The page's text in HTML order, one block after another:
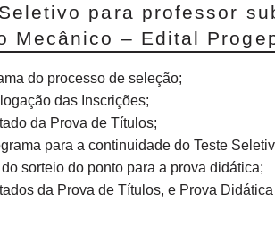
para professor
Mecânico – Edital
do processo de seleção;
das Inscrições;
da Prova de Títulos;
para a continuidade do Teste
sorteio do ponto para a prova didática;
da Prova de Títulos, e Prova